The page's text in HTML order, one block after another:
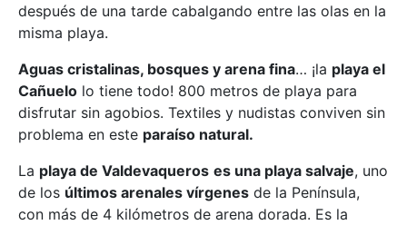
después de una tarde cabalgando entre las olas en la
misma playa.
Aguas cristalinas, bosques y arena fina… ¡la playa el
Cañuelo lo tiene todo! 800 metros de playa para
disfrutar sin agobios. Textiles y nudistas conviven sin
problema en este paraíso natural.
La playa de Valdevaqueros es una playa salvaje, uno
de los últimos arenales vírgenes de la Península,
con más de 4 kilómetros de arena dorada. Es la